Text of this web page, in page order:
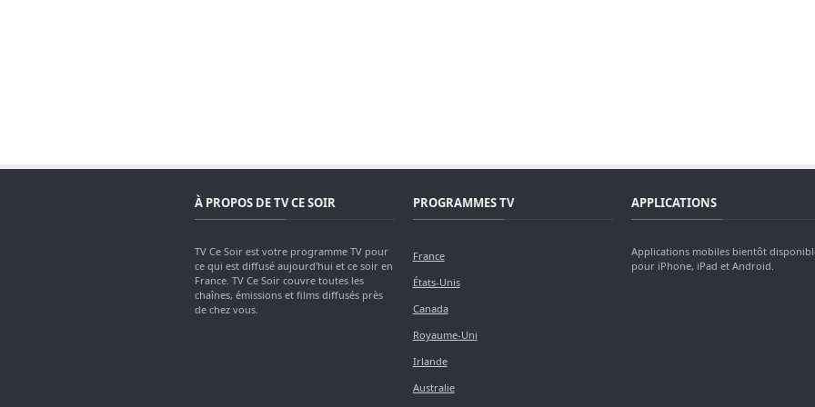
À PROPOS DE TV CE SOIR
TV Ce Soir est votre programme TV pour
ce qui est diffusé aujourd'hui et ce soir en
France. TV Ce Soir couvre toutes les
chaînes, émissions et films diffusés près
de chez vous.
PROGRAMMES TV
France
États-Unis
Canada
Royaume-Uni
Irlande
Australie
APPLICATIONS
Applications mobiles bientôt
pour iPhone, iPad et Android.